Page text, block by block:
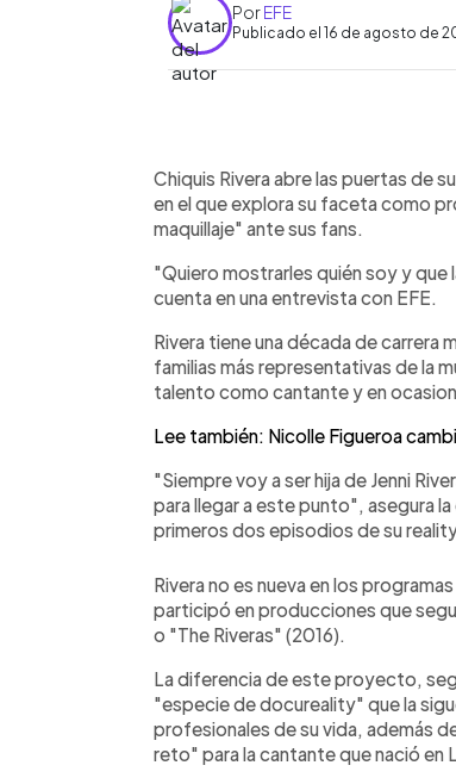
PorEFE
Publicado el 16 de agosto de
► Escuchar artículo
Chiquis Rivera abre las puertas de
en el que explora su faceta como
maquillaje" ante sus fans.
"Quiero mostrarles quién soy y que
cuenta en una entrevista con EFE.
Rivera tiene una década de carrera
familias más representativas de la
talento como cantante y en
Lee también: Nicolle Figueroa
"Siempre voy a ser hija de Jenni
para llegar a este punto", asegura
primeros dos episodios de su
Rivera no es nueva en los
participó en producciones que
o "The Riveras" (2016).
La diferencia de este proyecto,
"especie de docureality" que la
profesionales de su vida, además
reto" para la cantante que nació en